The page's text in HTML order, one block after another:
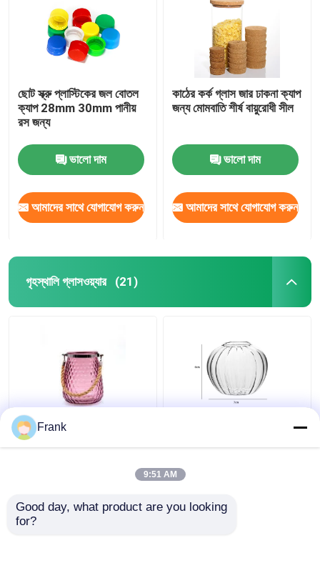
ছোট স্ক্রু প্লাস্টিকের জল বোতল
ক্যাপ 28mm 30mm পানীয়
রস জন্য
ভালো দাম
আমাদের সাথে যোগাযোগ করুন
কাঠের কর্ক গ্লাস জার ঢাকনা ক্যাপ
জন্য মোমবাতি শীর্ষ বায়ুরোধী সীল
ভালো দাম
আমাদের সাথে যোগাযোগ করুন
গৃহস্থালি গ্লাসওয়্যার (21)
কাস্টম ডিজাইন 5 ইঞ্চি 10 ইঞ্চি
ক্লাসিকাল সিলিন্ডার ফুলের গ্লাস
Frank
9:51 AM
Good day, what product are you looking
for?